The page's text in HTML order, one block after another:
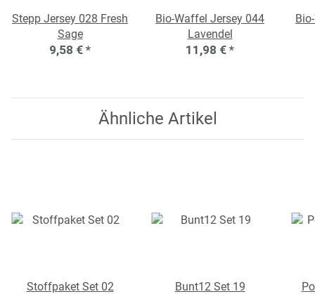
Stepp Jersey 028 Fresh
Sage
9,58 € *
Bio-Waffel Jersey 044
Lavendel
11,98 € *
Ähnliche Artikel
Stoffpaket Set 02 Bunt12 Set 19